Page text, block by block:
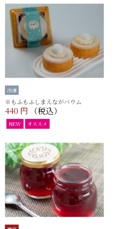
冷凍
※もふもふしまえながバウム
440 円 （税込）
NEW オススメ